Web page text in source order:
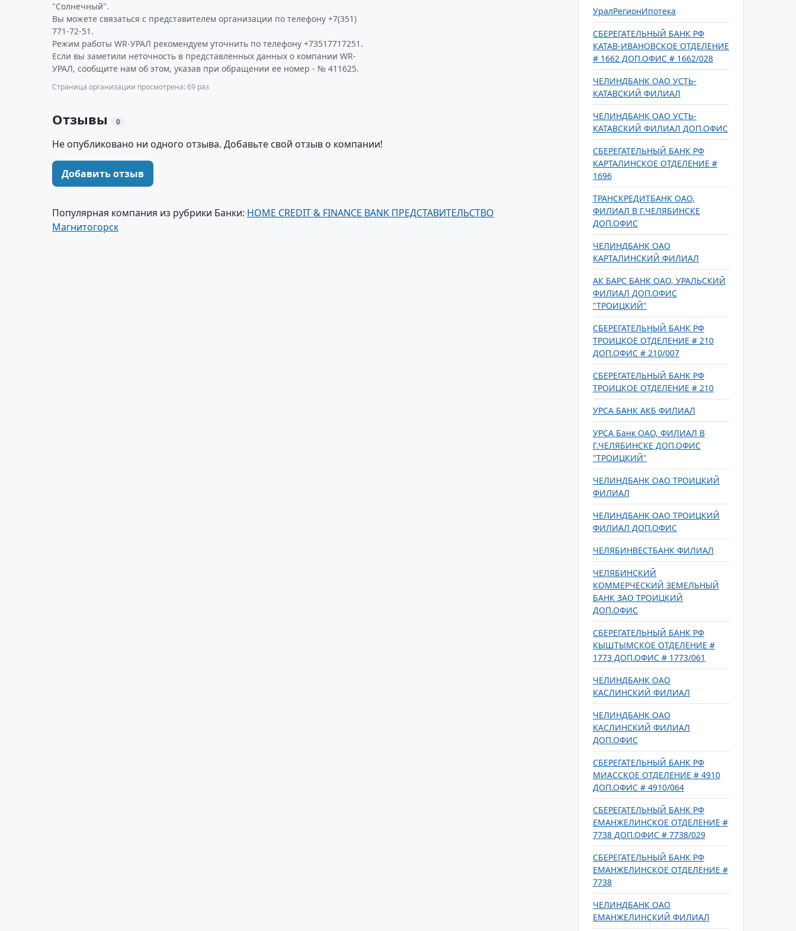
"Солнечный".
Вы можете связаться с представителем организации по телефону +7(351)
771-72-51.
Режим работы WR-УРАЛ рекомендуем уточнить по телефону +73517717251.
Если вы заметили неточность в представленных данных о компании WR-
УРАЛ, сообщите нам об этом, указав при обращении ее номер - № 411625.
Страница организации просмотрена: 69 раз
Отзывы 0
Не опубликовано ни одного отзыва. Добавьте свой отзыв о компании!
Добавить отзыв
Популярная компания из рубрики Банки: HOME CREDIT & FINANCE BANK ПРЕДСТАВИТЕЛЬСТВО
Магнитогорск
УралРегионИпотека
СБЕРЕГАТЕЛЬНЫЙ БАНК РФ
КАТАВ-ИВАНОВСКОЕ ОТДЕЛЕНИЕ
# 1662 ДОП.ОФИС # 1662/028
ЧЕЛИНДБАНК ОАО УСТЬ-
КАТАВСКИЙ ФИЛИАЛ
ЧЕЛИНДБАНК ОАО УСТЬ-
КАТАВСКИЙ ФИЛИАЛ ДОП.ОФИС
СБЕРЕГАТЕЛЬНЫЙ БАНК РФ
КАРТАЛИНСКОЕ ОТДЕЛЕНИЕ #
1696
ТРАНСКРЕДИТБАНК ОАО,
ФИЛИАЛ В Г.ЧЕЛЯБИНСКЕ
ДОП.ОФИС
ЧЕЛИНДБАНК ОАО
КАРТАЛИНСКИЙ ФИЛИАЛ
АК БАРС БАНК ОАО, УРАЛЬСКИЙ
ФИЛИАЛ ДОП.ОФИС
"ТРОИЦКИЙ"
СБЕРЕГАТЕЛЬНЫЙ БАНК РФ
ТРОИЦКОЕ ОТДЕЛЕНИЕ # 210
ДОП.ОФИС # 210/007
СБЕРЕГАТЕЛЬНЫЙ БАНК РФ
ТРОИЦКОЕ ОТДЕЛЕНИЕ # 210
УРСА БАНК АКБ ФИЛИАЛ
УРСА Банк ОАО, ФИЛИАЛ В
Г.ЧЕЛЯБИНСКЕ ДОП.ОФИС
"ТРОИЦКИЙ"
ЧЕЛИНДБАНК ОАО ТРОИЦКИЙ
ФИЛИАЛ
ЧЕЛИНДБАНК ОАО ТРОИЦКИЙ
ФИЛИАЛ ДОП.ОФИС
ЧЕЛЯБИНВЕСТБАНК ФИЛИАЛ
ЧЕЛЯБИНСКИЙ
КОММЕРЧЕСКИЙ ЗЕМЕЛЬНЫЙ
БАНК ЗАО ТРОИЦКИЙ
ДОП.ОФИС
СБЕРЕГАТЕЛЬНЫЙ БАНК РФ
КЫШТЫМСКОЕ ОТДЕЛЕНИЕ #
1773 ДОП.ОФИС # 1773/061
ЧЕЛИНДБАНК ОАО
КАСЛИНСКИЙ ФИЛИАЛ
ЧЕЛИНДБАНК ОАО
КАСЛИНСКИЙ ФИЛИАЛ
ДОП.ОФИС
СБЕРЕГАТЕЛЬНЫЙ БАНК РФ
МИАССКОЕ ОТДЕЛЕНИЕ # 4910
ДОП.ОФИС # 4910/064
СБЕРЕГАТЕЛЬНЫЙ БАНК РФ
ЕМАНЖЕЛИНСКОЕ ОТДЕЛЕНИЕ #
7738 ДОП.ОФИС # 7738/029
СБЕРЕГАТЕЛЬНЫЙ БАНК РФ
ЕМАНЖЕЛИНСКОЕ ОТДЕЛЕНИЕ #
7738
ЧЕЛИНДБАНК ОАО
ЕМАНЖЕЛИНСКИЙ ФИЛИАЛ